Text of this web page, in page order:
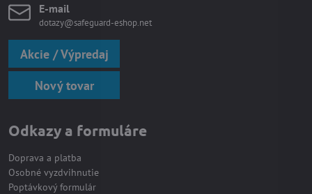
E-mail
dotazy@safeguard-eshop.net
Akcie / Výpredaj
Nový tovar
Odkazy a formuláre
Doprava a platba
Osobné vyzdvihnutie
Poptávkový formulár